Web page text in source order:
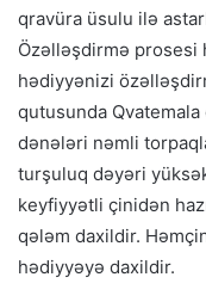
qravüra üsulu ilə
Özəlləşdirmə prosesi
hədiyyənizi
qutusunda
dənələri nəmli
turşuluq dəyəri
keyfiyyətli çinidən
qələm daxildir.
hədiyyəyə daxildir.